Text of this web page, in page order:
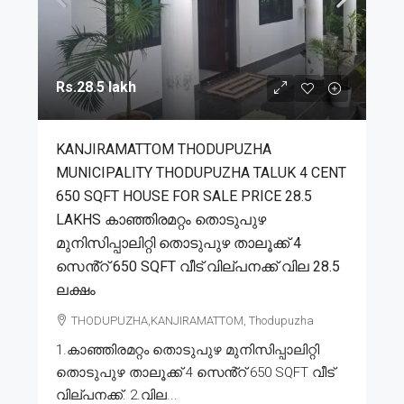
Rs.28.5 lakh
KANJIRAMATTOM THODUPUZHA
MUNICIPALITY THODUPUZHA TALUK 4 CENT
650 SQFT HOUSE FOR SALE PRICE 28.5
LAKHS കാഞ്ഞിരമറ്റം തൊടുപുഴ
മുനിസിപ്പാലിറ്റി തൊടുപുഴ താലൂക്ക് 4
സെൻ്റ് 650 SQFT വീട് വില്പനക്ക് വില 28.5
ലക്ഷം
THODUPUZHA,KANJIRAMATTOM, Thodupuzha
1.കാഞ്ഞിരമറ്റം തൊടുപുഴ മുനിസിപ്പാലിറ്റി
തൊടുപുഴ താലൂക്ക് 4 സെൻ്റ് 650 SQFT വീട്
വില്പനക്ക്. 2.വില...